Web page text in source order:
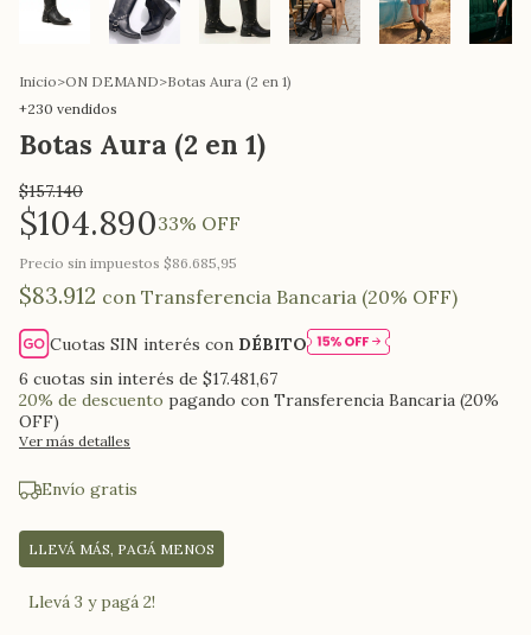
Inicio>ON DEMAND>Botas Aura (2 en 1)
+230 vendidos
Botas Aura (2 en 1)
$157.140
$104.89033% OFF
Precio sin impuestos $86.685,95
$83.912 con Transferencia Bancaria (20% OFF)
Cuotas SIN interés con DÉBITO
6 cuotas sin interés de $17.481,67
20% de descuento pagando con Transferencia Bancaria (20%
OFF)
Ver más detalles
Envío gratis
LLEVÁ MÁS, PAGÁ MENOS
Llevá 3 y pagá 2!